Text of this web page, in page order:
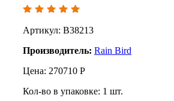
Артикул: B38213
Производитель: Rain Bird
Цена: 270710 Р
Кол-во в упаковке: 1 шт.